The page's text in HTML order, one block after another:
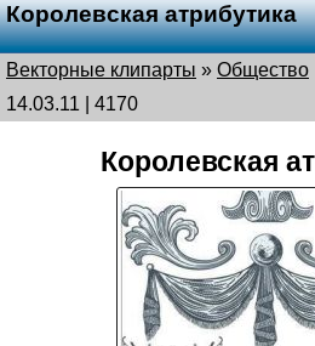
Королевская атрибутика
Векторные клипарты » Общество
14.03.11 | 4170
Королевская